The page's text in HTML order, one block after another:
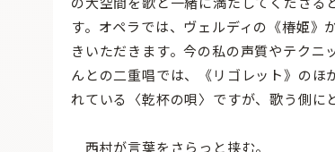
す。オペラでは、ヴェルディの《椿姫
きいただきます。今の私の声質やテク
んとの二重唱では、《リゴレット》のほ
れている〈乾杯の唄〉ですが、歌う側に
西村が言葉をさらっと挟む。